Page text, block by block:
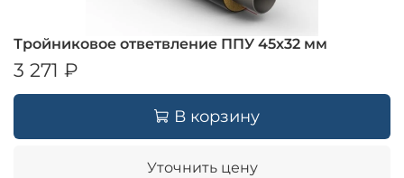
Тройниковое ответвление ППУ 45х32 мм
3 271 ₽
В корзину
Уточнить цену